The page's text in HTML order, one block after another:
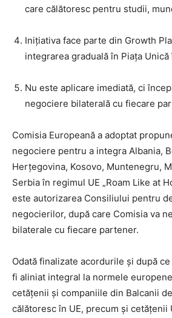
care călătoresc pentru studii,
Inițiativa face parte din Growth
integrarea graduală în Piața
Nu este aplicare imediată, ci
negociere bilaterală cu fiecare
Comisia Europeană a adoptat
negociere pentru a integra Albania,
Herțegovina, Kosovo, Muntenegru,
Serbia în regimul UE „Roam Like at
este autorizarea Consiliului pentru
negocierilor, după care Comisia va
bilaterale cu fiecare partener.
Odată finalizate acordurile și după
fi aliniat integral la normele
cetățenii și companiile din Balcanii
călătoresc în UE, precum și cetățenii